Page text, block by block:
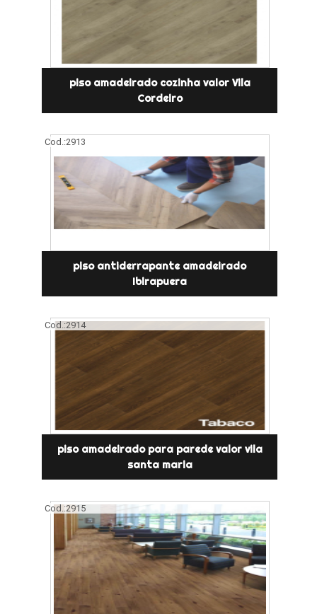
piso amadeirado cozinha valor Vila
Cordeiro
Cod.:2913
piso antiderrapante amadeirado
Ibirapuera
Cod.:2914
piso amadeirado para parede valor vila
santa maria
Cod.:2915